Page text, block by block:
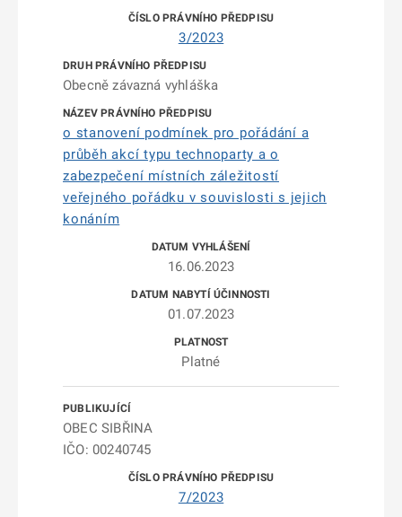
3/2023
Obecně závazná vyhláška
o stanovení podmínek pro pořádání a
průběh akcí typu technoparty a o
zabezpečení místních záležitostí
veřejného pořádku v souvislosti s jejich
konáním
16.06.2023
01.07.2023
Platné
OBEC SIBŘINA
IČO: 00240745
7/2023